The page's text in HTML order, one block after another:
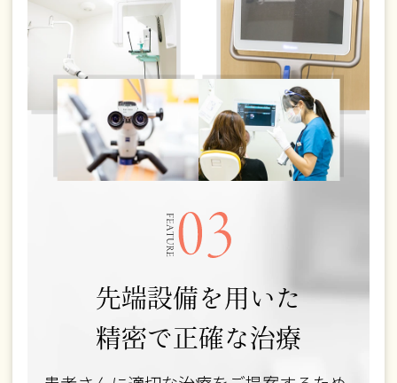
先端設備を用いた
精密で正確な治療